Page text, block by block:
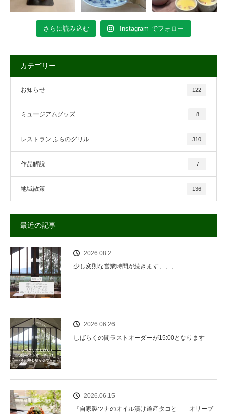
さらに読み込む Instagram でフォロー
カテゴリー
お知らせ 122
ミュージアムグッズ 8
レストラン ふらのグリル 310
作品解説 7
地域散策 136
最近の記事
2026.08.2
少し変則な営業時間が続きます、、、
2026.06.26
しばらくの間ラストオーダーが15:00となります
2026.06.15
『自家製ツナのオイル漬け道産タコと オリーブ